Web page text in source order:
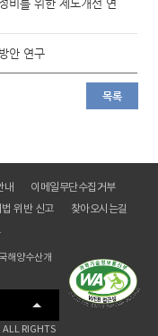
비를 위한 제도개선 연
안 연구
목록
내
이메일무단수집거부
위반 신고
찾아오시는길
해양수산개
RIGHTS